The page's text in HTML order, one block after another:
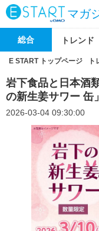
マガ
総合 トレンド
E START トップページ
岩下食品と日本酒
の新生姜サワー 缶
2026-03-04 09:30:00